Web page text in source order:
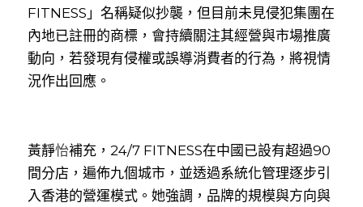
FITNESS」名稱疑似抄襲，但目前未見侵犯集團在
內地已註冊的商標，會持續關注其經營與市場推廣
動向，若發現有侵權或誤導消費者的行為，將視情
況作出回應。
黃靜怡補充，24/7 FITNESS在中國已設有超過90
間分店，遍佈九個城市，並透過系統化管理逐步引
入香港的營運模式。她強調，品牌的規模與方向與